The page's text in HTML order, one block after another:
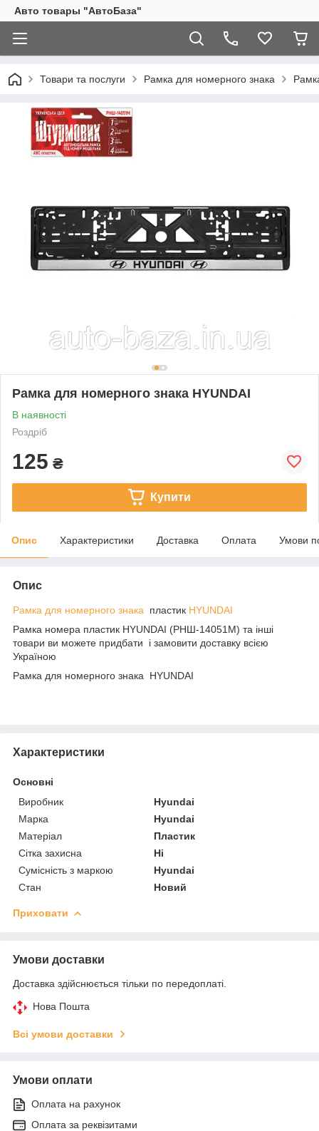
Авто товары "АвтоБаза"
Товари та послуги Рамка для номерного знака
Рамка для номерного знака HYUNDAI
В наявності
Роздріб
125 ₴
Купити
Опис Характеристики Доставка Оплата Умови
Опис
Рамка для номерного знака пластик HYUNDAI
Рамка номера пластик HYUNDAI (РНШ-14051М) та інші
товари ви можете придбати і замовити доставку всією
Україною
Рамка для номерного знака HYUNDAI
Характеристики
Основні
Виробник
Hyundai
Марка
Hyundai
Матеріал
Пластик
Сітка захисна
Ні
Сумісність з маркою
Hyundai
Стан
Новий
Приховати
Умови доставки
Доставка здійснюється тільки по передоплаті.
Нова Пошта
Всі умови доставки
Умови оплати
Оплата на рахунок
Оплата за реквізитами